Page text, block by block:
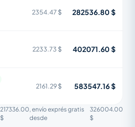
2354.47 $ 282536.80 $
2233.73 $ 402071.60 $
2161.29 $ 583547.16 $
217336.00
$
, envío exprés gratis
desde
326004.00
$